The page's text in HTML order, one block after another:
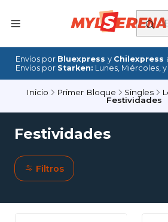
Envíos por Bluexpress y Chilexpress
Envíos por Starken: Lunes, Miércoles,
Inicio Primer Bloque Singles
Festividades
Festividades
Filtros